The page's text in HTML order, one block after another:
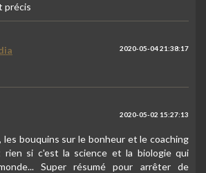
précis
2020-05-04 21:38:17
2020-05-02 15:27:13
les bouquins sur le bonheur et le coaching
rien si c'est la science et la biologie qui
Super résumé pour arrêter de